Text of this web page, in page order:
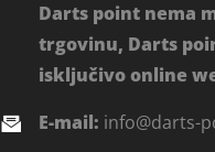
Darts point nema
trgovinu, Darts
isključivo online
E-mail: info@darts-